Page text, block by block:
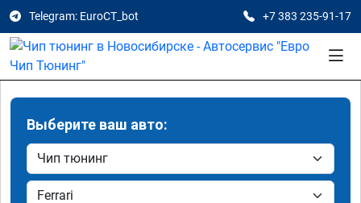
Telegram: EuroCT_bot +7 383 235-91-17
Выберите ваш авто: